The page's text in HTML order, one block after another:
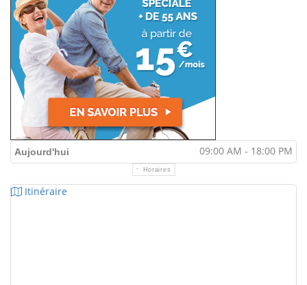
Aujourd'hui 09:00 AM - 18:00 PM
Horaires
Itinéraire